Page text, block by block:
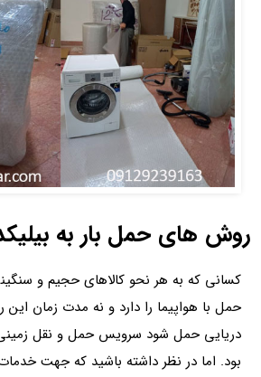
روش های حمل بار به
کسانی که به هر نحو کالاهای حجیم و
حمل با هواپیما را دارد و نه مدت زمان این
دریایی حمل شود سرویس حمل و نقل
بود. اما در نظر داشته باشید که جهت